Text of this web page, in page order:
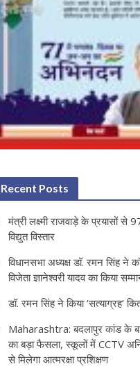
Recent Posts
मंत्री लक्ष्मी राजवाड़े के प्रयासों से
विद्युत विस्तार
विधानसभा अध्यक्ष डॉ. रमन सिंह ने
विजेता ज्ञानेश्वरी यादव का किया
डॉ. रमन सिंह ने किया ‘सत्याग्रह‘
Maharashtra: बदलापुर कांड के
का बड़ा फैसला, स्कूलों में CCTV
से मिलेगा आत्मरक्षा प्रशिक्षण